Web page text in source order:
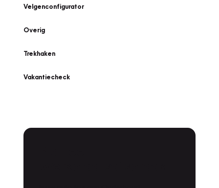
Velgenconfigurator
Overig
Trekhaken
Vakantiecheck